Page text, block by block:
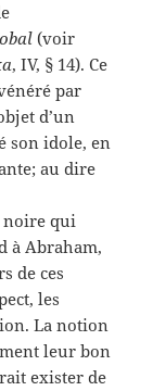
(voir
, IV, § 14). Ce
par
d’un
son idole, en
au dire
noire qui
à Abraham,
de ces
les
La notion
leur bon
exister de